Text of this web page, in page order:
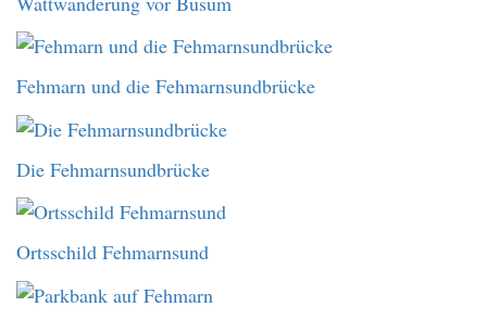
Fehmarn und die Fehmarnsundbrücke
Die Fehmarnsundbrücke
Ortsschild Fehmarnsund